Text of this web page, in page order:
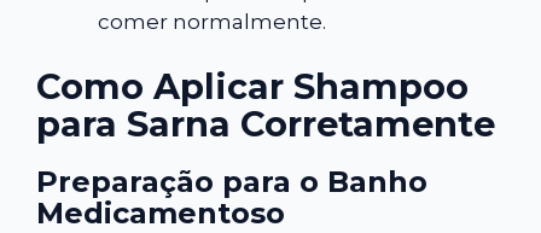
comer normalmente.
Como Aplicar Shampoo
para Sarna Corretamente
Preparação para o Banho
Medicamentoso